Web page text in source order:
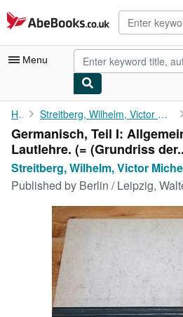
Skip to main content
AbeBooks.co.uk
Menu
My Account
My Purchases
Advanced Search
Browse Collections
Rare Books
Art & Collectables
Textbooks
Start Selling
Home Streitberg, Wilhelm, Victor Michels und Max Hermann Jellinek (Hg...
Germanisch, Teil I:
Lautlehre. (= (Grundriss
Streitberg, Wilhelm, Victor
Published by Berlin / Leipzig,